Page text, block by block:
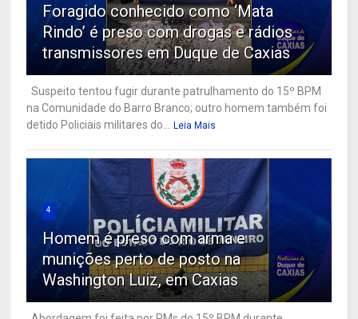
Foragido conhecido como ‘Mata
Rindo’ é preso com drogas e rádios
transmissores em Duque de Caxias
Suspeito tentou fugir durante patrulhamento do 15º BPM
na Comunidade do Barro Branco; outro homem também foi
detido Policiais militares do...
Leia Mais
4
Homem é preso com arma e
munições perto de posto na
Washington Luiz, em Caxias